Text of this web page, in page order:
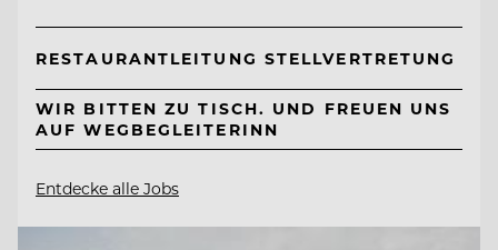
RESTAURANTLEITUNG STELLVERTRETUNG
WIR BITTEN ZU TISCH. UND FREUEN UNS
AUF WEGBEGLEITERINN
Entdecke alle Jobs